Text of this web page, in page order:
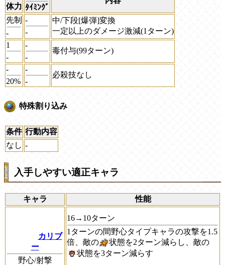
体力 ﾀｲﾐﾝｸﾞ
先制
-
-
-
中/下段[爆弾]変換
一定以上のダメージ激減(1ターン)
1
-
-
-
毒付与(99ターン)
-
20%
-
-
必殺技なし
特殊割り込み
条件 行動内容
なし -
入手しやすい適正キャラ
キャラ 性能
カリブ
ー
野心/射撃
16→10ターン
1ターンの間野心タイプキャラの攻撃を1.5
倍、敵の
状態を2ターン減らし、敵の
状態を3ターン減らす